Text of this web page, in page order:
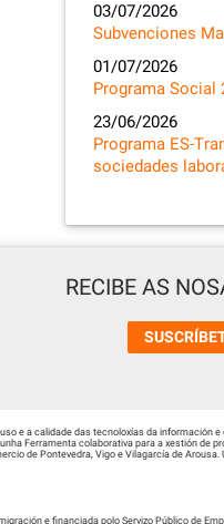
03/07/2026
Subvenciones
01/07/2026
Programa Social
23/06/2026
Programa ES-
sociedades
RECIBE AS
e a calidade das tecnoloxías da información e
Ferramenta colaborativa para a xestión de
de Pontevedra, Vigo e Vilagarcía de Arousa.
e financiada polo Servizo Público de